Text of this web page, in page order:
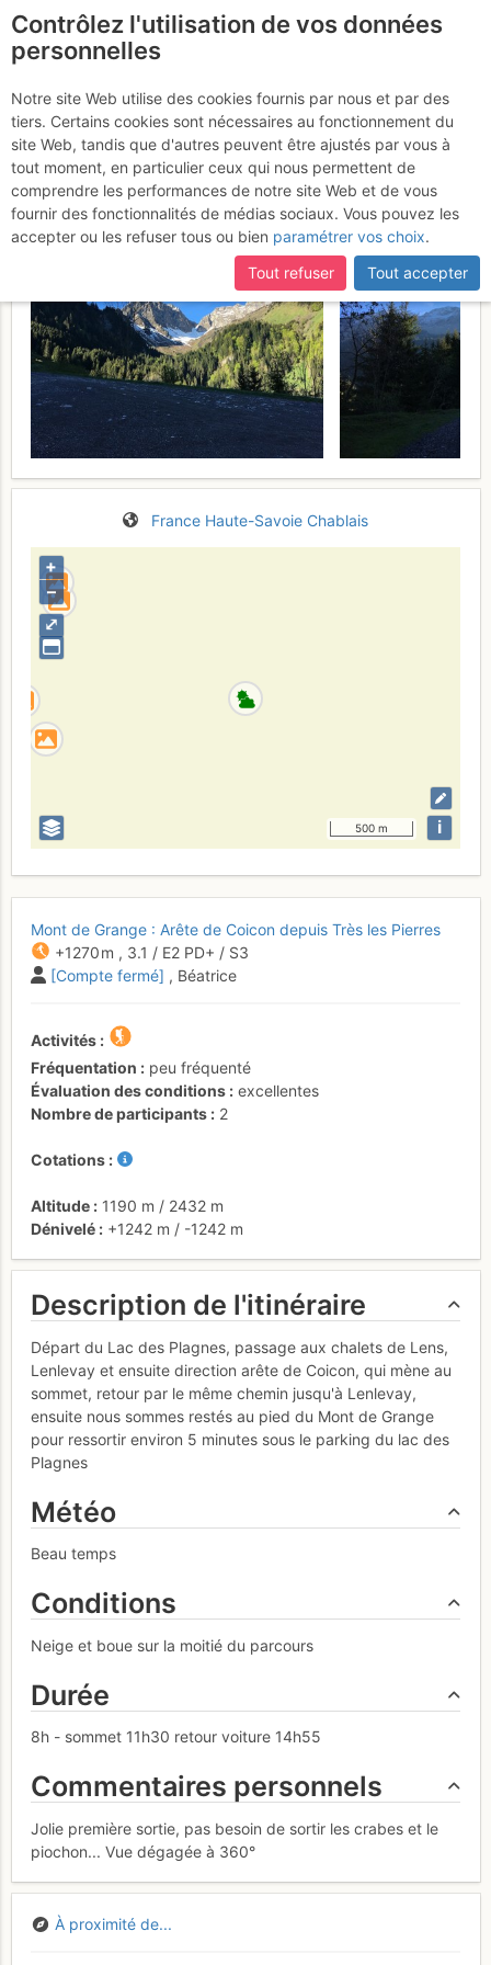
Mont de grange par
l'arête de Coicon
Dimanche 21 mai
2017
France Haute-Savoie Chablais
⤢
+
–
500 m i
Mont de Grange : Arête de Coicon depuis Très les Pierres
+1270 m , 3.1 / E2 PD+ / S3
[Compte fermé] , Béatrice
Activités
Fréquentation
peu fréquenté
Évaluation des conditions
excellentes
Nombre de participants
2
Cotations
Altitude 1190 m / 2432 m
Dénivelé
+1242 m / -1242 m
Description de l'itinéraire
Départ du Lac des Plagnes, passage aux chalets de Lens,
Lenlevay et ensuite direction arête de Coicon, qui mène au
sommet, retour par le même chemin jusqu'à Lenlevay,
ensuite nous sommes restés au pied du Mont de Grange
pour ressortir environ 5 minutes sous le parking du lac des
Plagnes
Météo
Beau temps
Conditions
Neige et boue sur la moitié du parcours
Durée
8h - sommet 11h30 retour voiture 14h55
Commentaires personnels
Jolie première sortie, pas besoin de sortir les crabes et le
piochon... Vue dégagée à 360°
À proximité de...
Contrôlez l'utilisation de vos données
personnelles
Notre site Web utilise des cookies fournis par nous et par des
tiers. Certains cookies sont nécessaires au fonctionnement du
site Web, tandis que d'autres peuvent être ajustés par vous à
tout moment, en particulier ceux qui nous permettent de
comprendre les performances de notre site Web et de vous
fournir des fonctionnalités de médias sociaux. Vous pouvez les
accepter ou les refuser tous ou bien paramétrer vos choix.
Tout refuser
Tout accepter